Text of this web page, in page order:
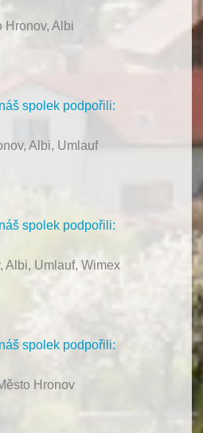
Hronov, Albi
spolek podpořili:
Albi, Umlauf
spolek podpořili:
Albi, Umlauf, Wimex
spolek podpořili:
Hronov